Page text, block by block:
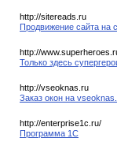
http://sitereads.ru
Продвижение сайта на
http://
Только здесь
http://vseoknas.ru
Заказ окон на
http://enterprise1c.ru/
Программа 1С